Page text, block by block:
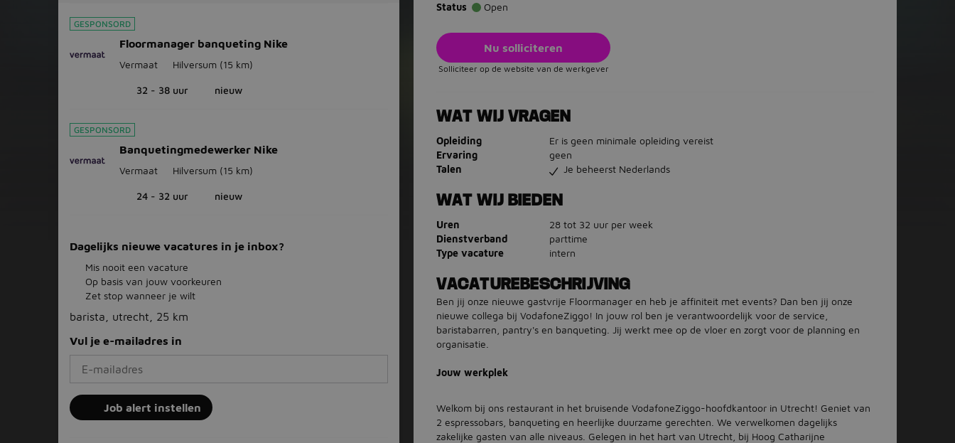
GESPONSORD
Floormanager banqueting Nike
Vermaat Hilversum (15 km)
32 - 38 uur nieuw
GESPONSORD
Banquetingmedewerker Nike
Vermaat Hilversum (15 km)
24 - 32 uur nieuw
Dagelijks nieuwe vacatures in je inbox?
Mis nooit een vacature
Op basis van jouw voorkeuren
Zet stop wanneer je wilt
barista, utrecht, 25 km
Vul je e-mailadres in
Job alert instellen
Status Open
Nu solliciteren
Solliciteer op de website van de werkgever
WAT WIJ VRAGEN
Opleiding
Er is geen minimale opleiding vereist
Ervaring
geen
Talen
Je beheerst Nederlands
WAT WIJ BIEDEN
Uren
28 tot 32 uur per week
Dienstverband
parttime
Type vacature
intern
VACATUREBESCHRIJVING
Ben jij onze nieuwe gastvrije Floormanager en heb je affiniteit met events? Dan ben jij onze
nieuwe collega bij VodafoneZiggo! In jouw rol ben je verantwoordelijk voor de service,
baristabarren, pantry's en banqueting. Jij werkt mee op de vloer en zorgt voor de planning en
organisatie.
Jouw werkplek
Welkom bij ons restaurant in het bruisende VodafoneZiggo-hoofdkantoor in Utrecht! Geniet van
2 espressobars, banqueting en heerlijke duurzame gerechten. We verwelkomen dagelijks
zakelijke gasten van alle niveaus. Gelegen in het hart van Utrecht, bij Hoog Catharijne